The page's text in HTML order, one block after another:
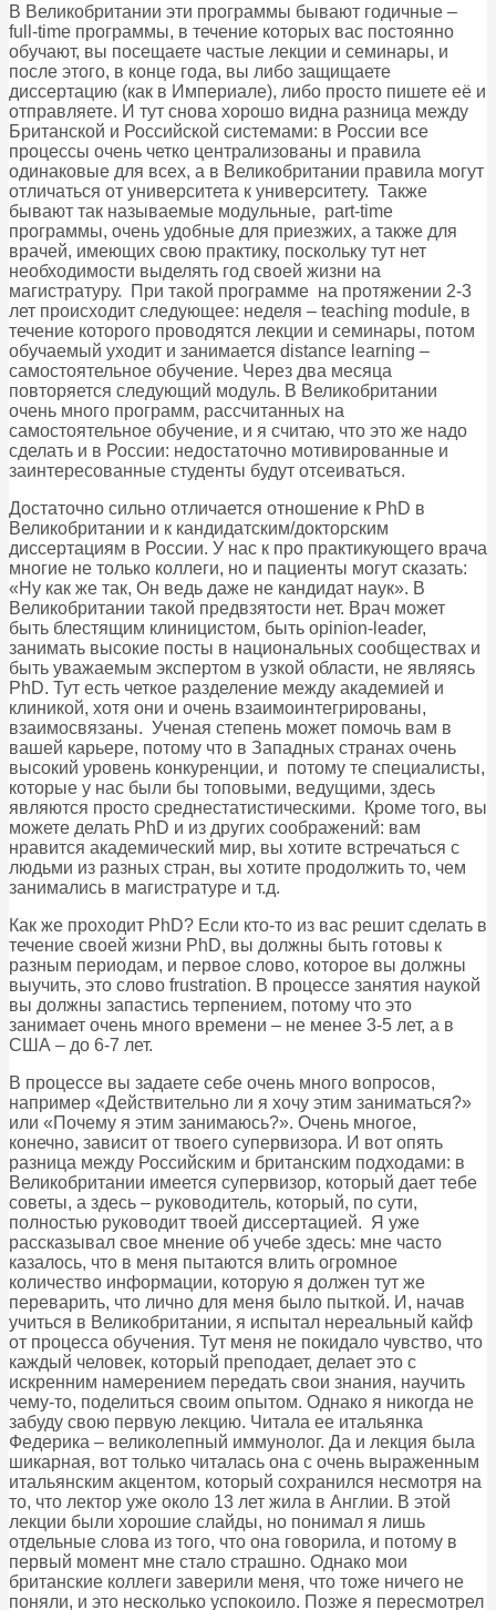
В Великобритании эти программы бывают годичные –
full-time программы, в течение которых вас постоянно
обучают, вы посещаете частые лекции и семинары, и
после этого, в конце года, вы либо защищаете
диссертацию (как в Империале), либо просто пишете её и
отправляете. И тут снова хорошо видна разница между
Британской и Российской системами: в России все
процессы очень четко централизованы и правила
одинаковые для всех, а в Великобритании правила могут
отличаться от университета к университету. Также
бывают так называемые модульные, part-time
программы, очень удобные для приезжих, а также для
врачей, имеющих свою практику, поскольку тут нет
необходимости выделять год своей жизни на
магистратуру. При такой программе на протяжении 2-3
лет происходит следующее: неделя – teaching module, в
течение которого проводятся лекции и семинары, потом
обучаемый уходит и занимается distance learning –
самостоятельное обучение. Через два месяца
повторяется следующий модуль. В Великобритании
очень много программ, рассчитанных на
самостоятельное обучение, и я считаю, что это же надо
сделать и в России: недостаточно мотивированные и
заинтересованные студенты будут отсеиваться.
Достаточно сильно отличается отношение к PhD в
Великобритании и к кандидатским/докторским
диссертациям в России. У нас к про практикующего врача
многие не только коллеги, но и пациенты могут сказать:
«Ну как же так, Он ведь даже не кандидат наук». В
Великобритании такой предвзятости нет. Врач может
быть блестящим клиницистом, быть opinion-leader,
занимать высокие посты в национальных сообществах и
быть уважаемым экспертом в узкой области, не являясь
PhD. Тут есть четкое разделение между академией и
клиникой, хотя они и очень взаимоинтегрированы,
взаимосвязаны. Ученая степень может помочь вам в
вашей карьере, потому что в Западных странах очень
высокий уровень конкуренции, и потому те специалисты,
которые у нас были бы топовыми, ведущими, здесь
являются просто среднестатистическими. Кроме того, вы
можете делать PhD и из других соображений: вам
нравится академический мир, вы хотите встречаться с
людьми из разных стран, вы хотите продолжить то, чем
занимались в магистратуре и т.д.
Как же проходит PhD? Если кто-то из вас решит сделать в
течение своей жизни PhD, вы должны быть готовы к
разным периодам, и первое слово, которое вы должны
выучить, это слово frustration. В процессе занятия наукой
вы должны запастись терпением, потому что это
занимает очень много времени – не менее 3-5 лет, а в
США – до 6-7 лет.
В процессе вы задаете себе очень много вопросов,
например «Действительно ли я хочу этим заниматься?»
или «Почему я этим занимаюсь?». Очень многое,
конечно, зависит от твоего супервизора. И вот опять
разница между Российским и британским подходами: в
Великобритании имеется супервизор, который дает тебе
советы, а здесь – руководитель, который, по сути,
полностью руководит твоей диссертацией. Я уже
рассказывал свое мнение об учебе здесь: мне часто
казалось, что в меня пытаются влить огромное
количество информации, которую я должен тут же
переварить, что лично для меня было пыткой. И, начав
учиться в Великобритании, я испытал нереальный кайф
от процесса обучения. Тут меня не покидало чувство, что
каждый человек, который преподает, делает это с
искренним намерением передать свои знания, научить
чему-то, поделиться своим опытом. Однако я никогда не
забуду свою первую лекцию. Читала ее итальянка
Федерика – великолепный иммунолог. Да и лекция была
шикарная, вот только читалась она с очень выраженным
итальянским акцентом, который сохранился несмотря на
то, что лектор уже около 13 лет жила в Англии. В этой
лекции были хорошие слайды, но понимал я лишь
отдельные слова из того, что она говорила, и потому в
первый момент мне стало страшно. Однако мои
британские коллеги заверили меня, что тоже ничего не
поняли, и это несколько успокоило. Позже я пересмотрел